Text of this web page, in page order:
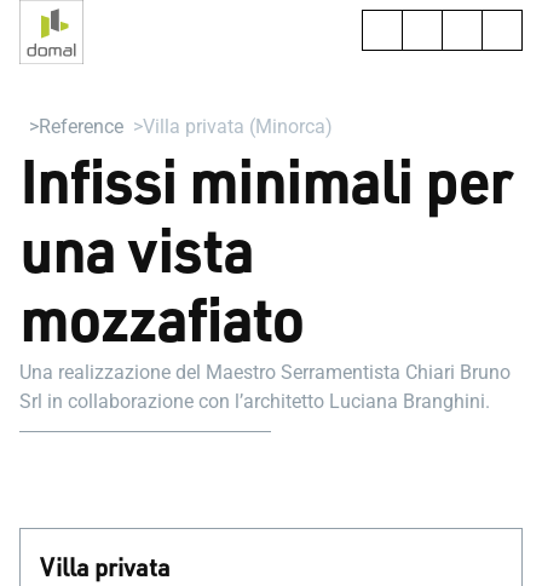
Reference Villa privata (Minorca)
Infissi minimali per
una vista
mozzafiato
Una realizzazione del Maestro Serramentista Chiari Bruno
Srl in collaborazione con l’architetto Luciana Branghini.
Villa privata